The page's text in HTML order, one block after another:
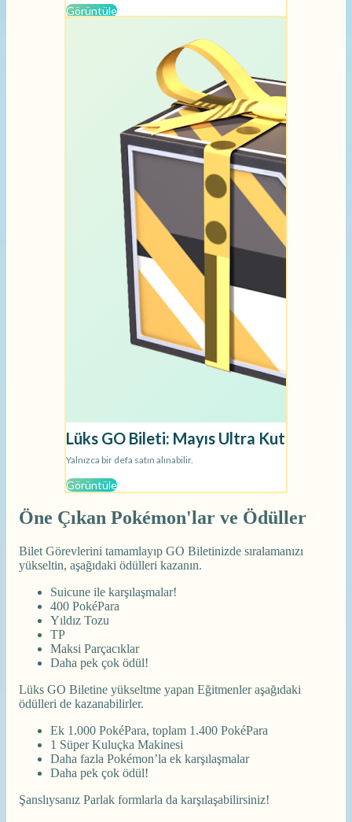
Öne Çıkan Pokémon'lar ve Ödüller
Bilet Görevlerini tamamlayıp GO Biletinizde sıralamanızı
yükseltin, aşağıdaki ödülleri kazanın.
Suicune ile karşılaşmalar!
400 PokéPara
Yıldız Tozu
TP
Maksi Parçacıklar
Daha pek çok ödül!
Lüks GO Biletine yükseltme yapan Eğitmenler aşağıdaki
ödülleri de kazanabilirler.
Ek 1.000 PokéPara, toplam 1.400 PokéPara
1 Süper Kuluçka Makinesi
Daha fazla Pokémon’la ek karşılaşmalar
Daha pek çok ödül!
Şanslıysanız Parlak formlarla da karşılaşabilirsiniz!